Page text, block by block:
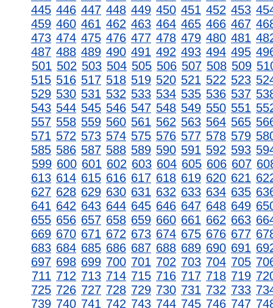
445 446 447 448 449 450 451 452 453
459 460 461 462 463 464 465 466 467
473 474 475 476 477 478 479 480 481
487 488 489 490 491 492 493 494 495
501 502 503 504 505 506 507 508 509
515 516 517 518 519 520 521 522 523
529 530 531 532 533 534 535 536 537
543 544 545 546 547 548 549 550 551
557 558 559 560 561 562 563 564 565
571 572 573 574 575 576 577 578 579
585 586 587 588 589 590 591 592 593
599 600 601 602 603 604 605 606 607
613 614 615 616 617 618 619 620 621
627 628 629 630 631 632 633 634 635
641 642 643 644 645 646 647 648 649
655 656 657 658 659 660 661 662 663
669 670 671 672 673 674 675 676 677
683 684 685 686 687 688 689 690 691
697 698 699 700 701 702 703 704 705
711 712 713 714 715 716 717 718 719
725 726 727 728 729 730 731 732 733
739 740 741 742 743 744 745 746 747